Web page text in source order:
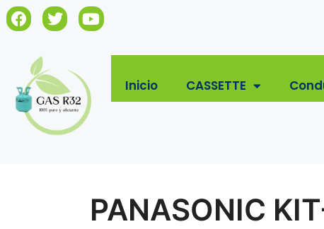
Inicio CASSETTE
PANASONIC